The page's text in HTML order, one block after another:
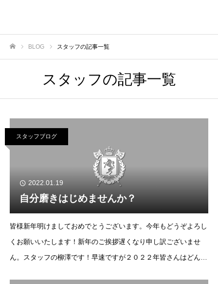
BLOG スタッフの記事一覧
スタッフの記事一覧
スタッフブログ
2022.01.19
自分磨きはじめませんか？
皆様新年明けましておめでとうございます。今年もどうぞよろし
くお願いいたします！新年のご挨拶遅くなり申し訳ございませ
ん。スタッフの柳澤です！早速ですが２０２２年皆さんはどんな